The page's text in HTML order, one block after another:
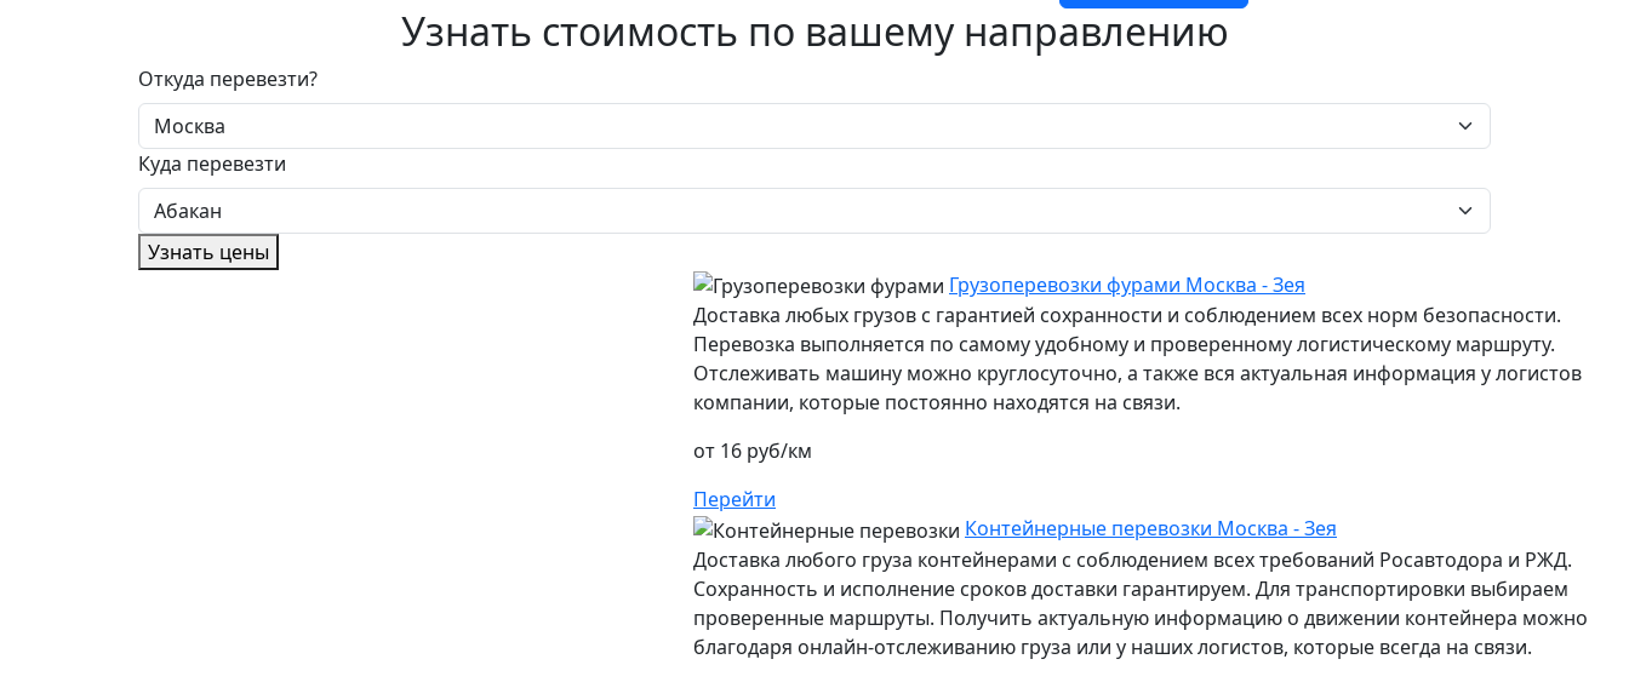
Узнать стоимость по вашему направлению
Откуда перевезти?
Куда перевезти
Узнать цены
Грузоперевозки фурами Москва - Зея
Доставка любых грузов с гарантией сохранности и соблюдением всех норм безопасности.
Перевозка выполняется по самому удобному и проверенному логистическому маршруту.
Отслеживать машину можно круглосуточно, а также вся актуальная информация у логистов
компании, которые постоянно находятся на связи.
от 16 руб/км
Перейти
Контейнерные перевозки Москва - Зея
Доставка любого груза контейнерами с соблюдением всех требований Росавтодора и РЖД.
Сохранность и исполнение сроков доставки гарантируем. Для транспортировки выбираем
проверенные маршруты. Получить актуальную информацию о движении контейнера можно
благодаря онлайн-отслеживанию груза или у наших логистов, которые всегда на связи.